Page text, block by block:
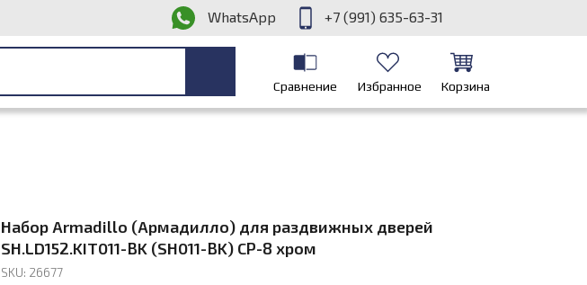
WhatsApp +7 (991) 635-63-31
Сравнение Избранное Корзина
Набор Armadillo (Армадилло) для раздвижных дверей
SH.LD152.KIT011-BK (SH011-BK) СP-8 хром
SKU: 26677